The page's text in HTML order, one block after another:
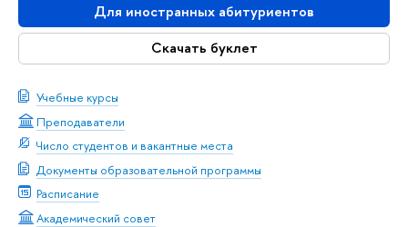
Для иностранных абитуриентов
Скачать буклет
Учебные курсы
Преподаватели
Число студентов и вакантные места
Документы образовательной программы
Расписание
Академический совет